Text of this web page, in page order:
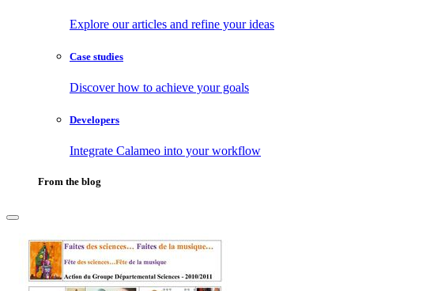
Explore our articles and refine your ideas
Case studies
Discover how to achieve your goals
Developers
Integrate Calameo into your workflow
From the blog